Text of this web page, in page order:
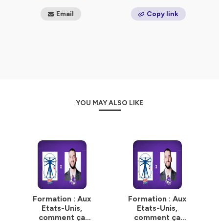
Email Copy link
YOU MAY ALSO LIKE
Formation : Aux
Etats-Unis,
comment ça
Formation : Aux
Etats-Unis,
comment ça